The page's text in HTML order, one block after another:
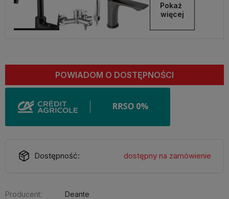
Pokaż
więcej
POWIADOM O DOSTĘPNOŚCI
Dostępność: dostępny na zamówienie
Producent:
Deante